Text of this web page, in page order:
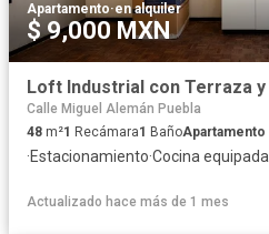
Apartamento·en alquiler
$ 9,000 MXN
Calle Miguel Alemán Puebla
48 m²1 Recámara1 BañoApartamento
·Estacionamiento·Cocina equipada
Actualizado hace más de 1 mes